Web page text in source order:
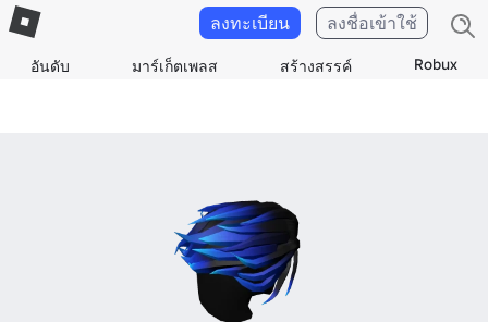
อันดับ มาร์เก็ตเพลส สร้างสรรค์ Robux
ลงทะเบียน ลงชื่อเข้าใช้